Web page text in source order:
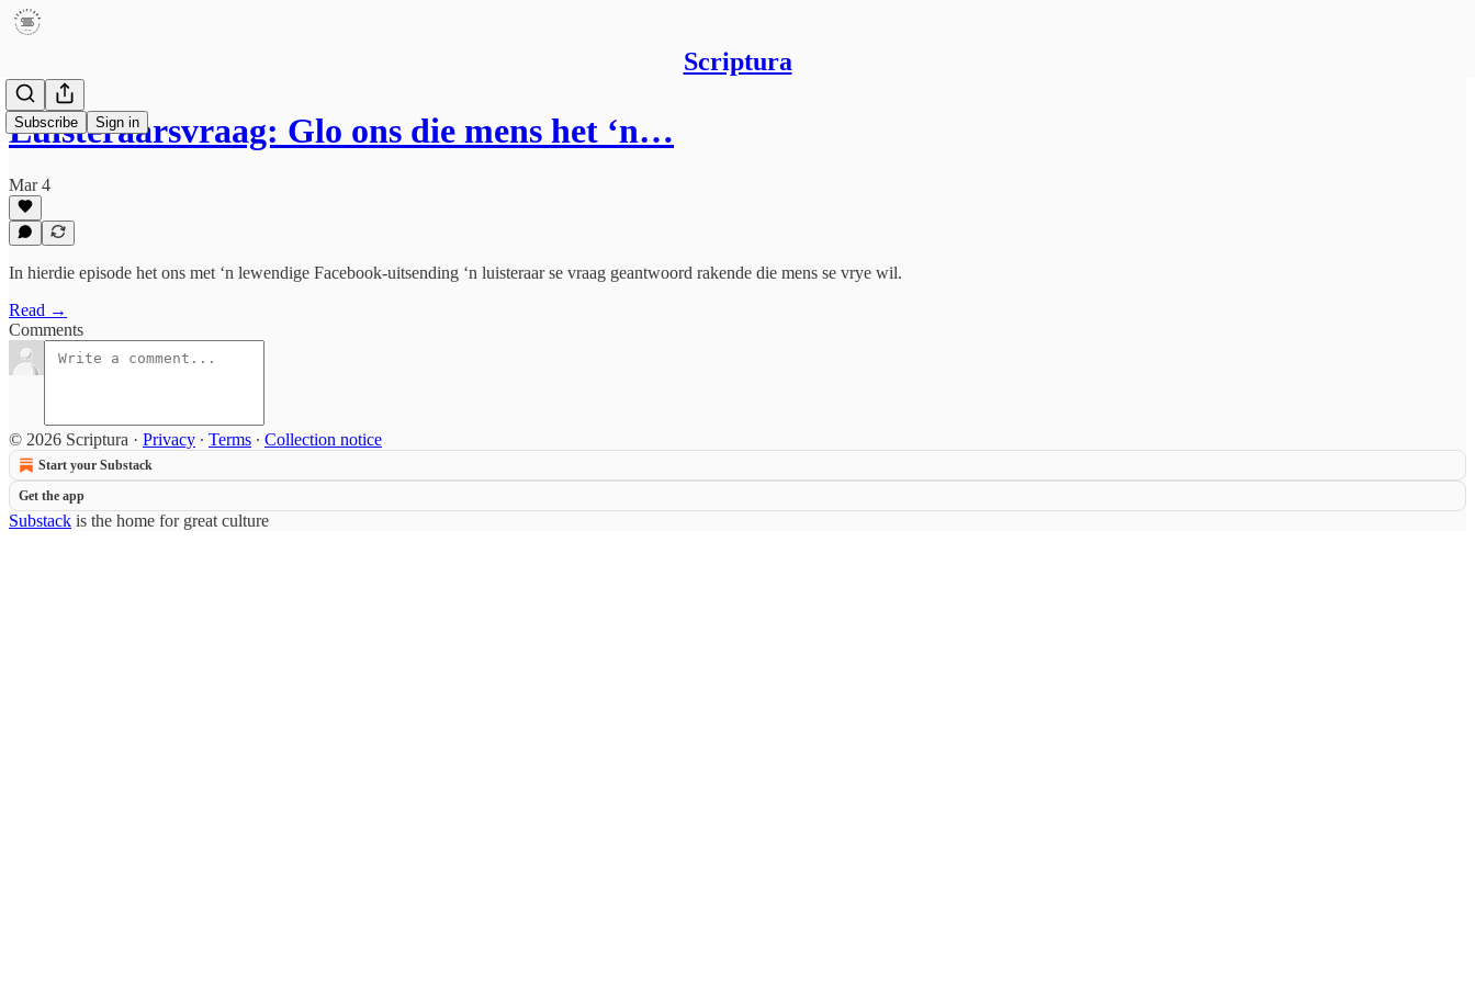
Scriptura
Subscribe Sign in
Luisteraarsvraag: Glo ons die mens het ‘n…
Mar 4
In hierdie episode het ons met ‘n lewendige Facebook-uitsending ‘n luisteraar se vraag geantwoord rakende die mens se vrye wil.
Read →
Comments
© 2026 Scriptura · Privacy ∙ Terms ∙ Collection notice
Start your Substack
Get the app
Substack is the home for great culture